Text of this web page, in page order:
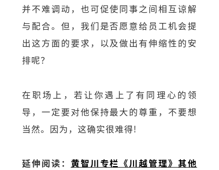
并不难调动，也可促使同事之间相互谅解
与配合。但，我们是否愿意给员工机会提
出这方面的要求，以及做出有伸缩性的安
排呢？
在职场上，若让你遇上了有同理心的领
导，一定要对他保持最大的尊重，不要想
当然。因为，这确实很难得!
延伸阅读： 黄智川专栏《川越管理》其他